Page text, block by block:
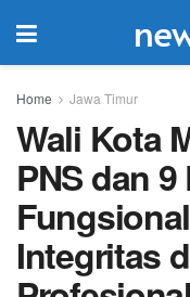
Home Jawa Timur
Wali Kota
PNS dan
Integritas